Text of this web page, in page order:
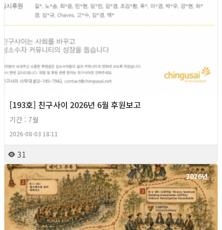
[193호] 친구사이 2026년 6월 후원보고
기간 : 7월
2026-08-03 18:11
31
2026년